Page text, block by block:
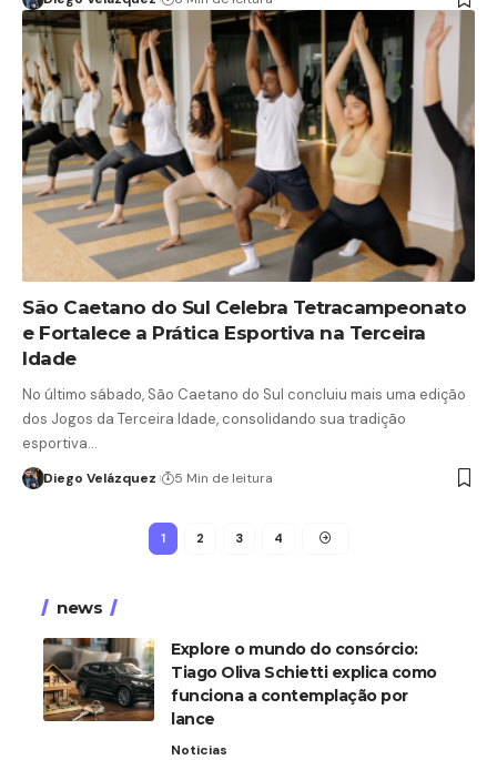
São Caetano do Sul Celebra Tetracampeonato
e Fortalece a Prática Esportiva na Terceira
Idade
No último sábado, São Caetano do Sul concluiu mais uma edição
dos Jogos da Terceira Idade, consolidando sua tradição
esportiva…
Diego Velázquez 5 Min de leitura
1 2 3 4
news
Explore o mundo do consórcio:
Tiago Oliva Schietti explica como
funciona a contemplação por
lance
Noticias